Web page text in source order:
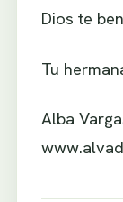
Dios te
Tu
Alba